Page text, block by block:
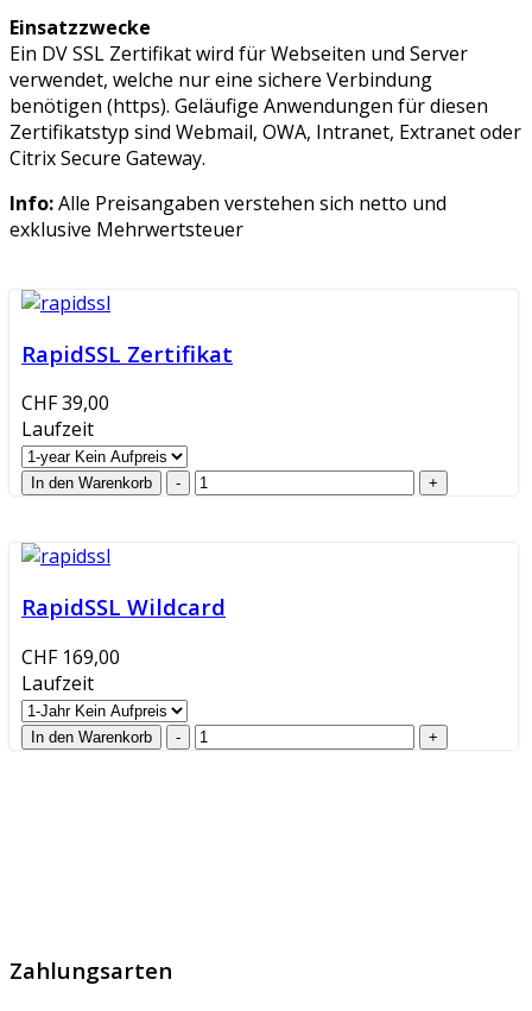
Einsatzzwecke
Ein DV SSL Zertifikat wird für Webseiten und Server
verwendet, welche nur eine sichere Verbindung
benötigen (https). Geläufige Anwendungen für diesen
Zertifikatstyp sind Webmail, OWA, Intranet, Extranet oder
Citrix Secure Gateway.
Info:Alle Preisangaben verstehen sich netto und
exklusive Mehrwertsteuer
RapidSSL Zertifikat
CHF 39,00
Laufzeit
RapidSSL Wildcard
CHF 169,00
Laufzeit
Zahlungsarten